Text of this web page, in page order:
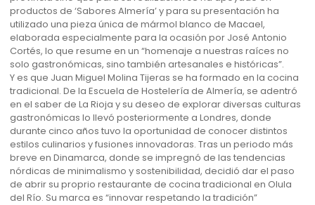
productos de ‘Sabores Almería’ y para su presentación ha
utilizado una pieza única de mármol blanco de Macael,
elaborada especialmente para la ocasión por José Antonio
Cortés, lo que resume en un “homenaje a nuestras raíces no
solo gastronómicas, sino también artesanales e históricas”.
Y es que Juan Miguel Molina Tijeras se ha formado en la cocina
tradicional. De la Escuela de Hostelería de Almería, se adentró
en el saber de La Rioja y su deseo de explorar diversas culturas
gastronómicas lo llevó posteriormente a Londres, donde
durante cinco años tuvo la oportunidad de conocer distintos
estilos culinarios y fusiones innovadoras. Tras un periodo más
breve en Dinamarca, donde se impregnó de las tendencias
nórdicas de minimalismo y sostenibilidad, decidió dar el paso
de abrir su proprio restaurante de cocina tradicional en Olula
del Río. Su marca es “innovar respetando la tradición”